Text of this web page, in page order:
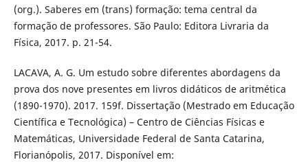
(org.). Saberes em (trans) formação: tema central da
formação de professores. São Paulo: Editora Livraria da
Física, 2017. p. 21-54.
LACAVA, A. G. Um estudo sobre diferentes abordagens da
prova dos nove presentes em livros didáticos de aritmética
(1890-1970). 2017. 159f. Dissertação (Mestrado em Educação
Científica e Tecnológica) – Centro de Ciências Físicas e
Matemáticas, Universidade Federal de Santa Catarina,
Florianópolis, 2017. Disponível em: